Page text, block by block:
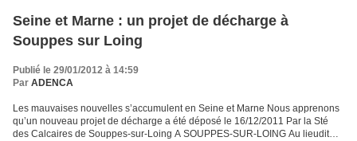
Seine et Marne : un projet de décharge à
Souppes sur Loing
Publié le 29/01/2012 à 14:59
Par ADENCA
Les mauvaises nouvelles s’accumulent en Seine et Marne Nous apprenons
qu’un nouveau projet de décharge a été déposé le 16/12/2011 Par la Sté
des Calcaires de Souppes-sur-Loing A SOUPPES-SUR-LOING Au lieudit